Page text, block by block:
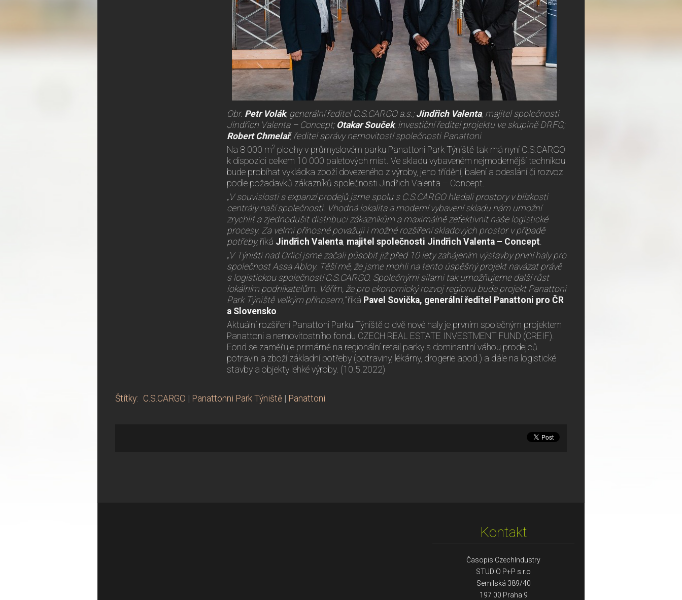
Obr. Petr Volák, generální ředitel C.S.CARGO a.s.; Jindřich Valenta, majitel společnosti
Jindřich Valenta – Concept; Otakar Souček, investiční ředitel projektu ve skupině DRFG;
Robert Chmelař, ředitel správy nemovitostí společnosti Panattoni
Na 8 000 m2 plochy v průmyslovém parku Panattoni Park Týniště tak má nyní C.S.CARGO
k dispozici celkem 10 000 paletových míst. Ve skladu vybaveném nejmodernější technikou
bude probíhat vykládka zboží dovezeného z výroby, jeho třídění, balení a odeslání či rozvoz
podle požadavků zákazníků společnosti Jindřich Valenta – Concept.
„V souvislosti s expanzí prodejů jsme spolu s C.S.CARGO hledali prostory v blízkosti
centrály naší společnosti. Vhodná lokalita a moderní vybavení skladu nám umožní
zrychlit a zjednodušit distribuci zákazníkům a maximálně zefektivnit naše logistické
procesy. Za velmi přínosné považuji i možné rozšíření skladových prostor v případě
potřeby, říká Jindřich Valenta, majitel společnosti Jindřich Valenta – Concept.
„V Týništi nad Orlicí jsme začali působit již před 10 lety zahájením výstavby první haly pro
společnost Assa Abloy. Těší mě, že jsme mohli na tento úspěšný projekt navázat právě
s logistickou společností C.S.CARGO. Společnými silami tak umožňujeme další růst
lokálním podnikatelům. Věřím, že pro ekonomický rozvoj regionu bude projekt Panattoni
Park Týniště velkým přínosem,“říká Pavel Sovička, generální ředitel Panattoni pro ČR
a Slovensko.
Aktuální rozšíření Panattoni Parku Týniště o dvě nové haly je prvním společným projektem
Panattoni a nemovitostního fondu CZECH REAL ESTATE INVESTMENT FUND (CREIF).
Fond se zaměřuje primárně na regionální retail parky s dominantní váhou prodejců
potravin a zboží základní potřeby (potraviny, lékárny, drogerie apod.) a dále na logistické
stavby a objekty lehké výroby. (10.5.2022)
Štítky: C.S.CARGO Panattonni Park Týniště Panattoni
Kontakt
Časopis CzechIndustry
STUDIO P+P s.r.o
Semilská 389/40
197 00 Praha 9